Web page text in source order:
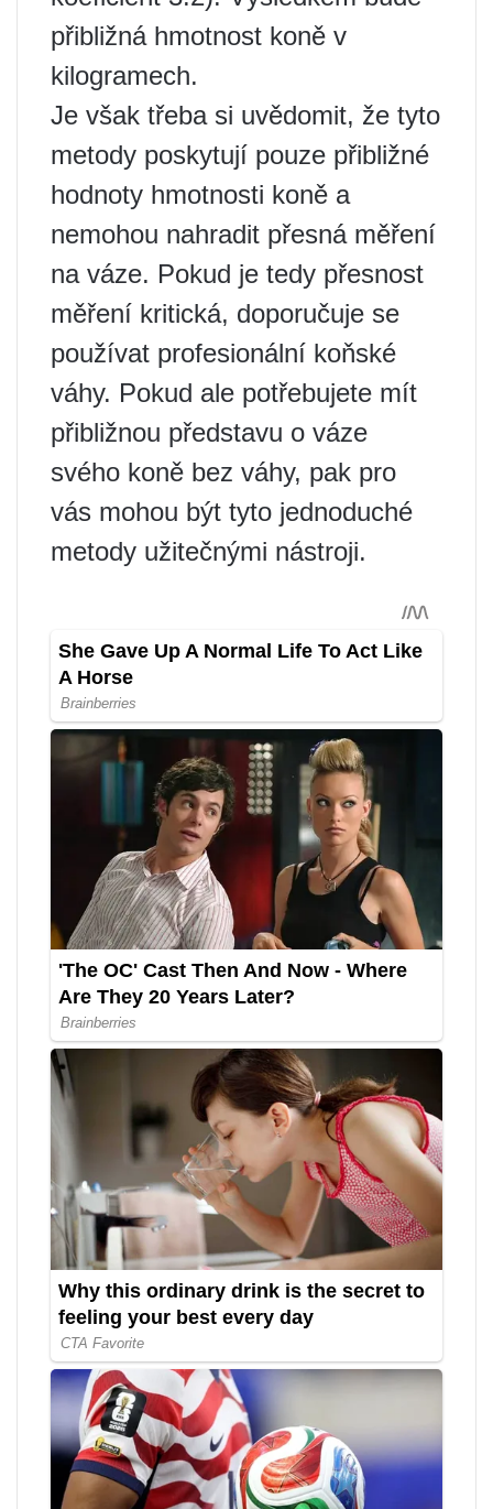
přibližná hmotnost koně v
kilogramech.
Je však třeba si uvědomit, že tyto
metody poskytují pouze přibližné
hodnoty hmotnosti koně a
nemohou nahradit přesná měření
na váze. Pokud je tedy přesnost
měření kritická, doporučuje se
používat profesionální koňské
váhy. Pokud ale potřebujete mít
přibližnou představu o váze
svého koně bez váhy, pak pro
vás mohou být tyto jednoduché
metody užitečnými nástroji.